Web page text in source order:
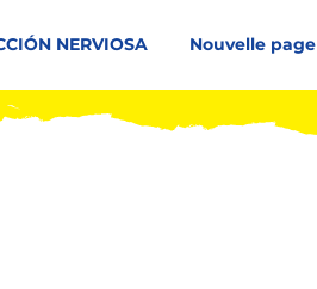
NERVIOSA Nouvelle page